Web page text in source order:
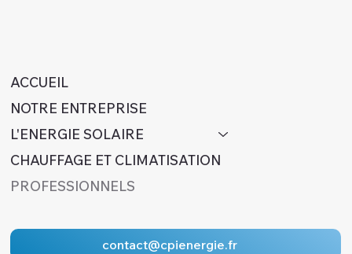
ACCUEIL
NOTRE ENTREPRISE
L'ENERGIE SOLAIRE
CHAUFFAGE ET CLIMATISATION
PROFESSIONNELS
contact@cpienergie.fr